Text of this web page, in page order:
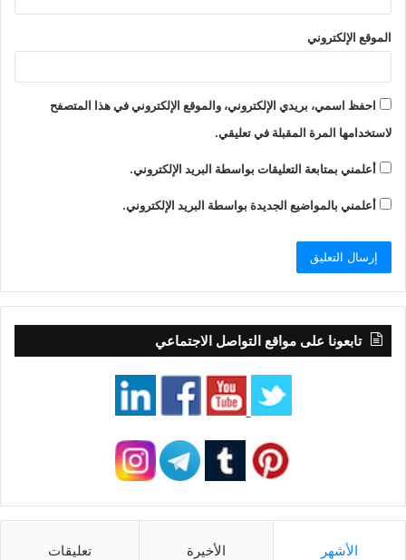
الموقع الإلكتروني
احفظ اسمي، بريدي الإلكتروني، والموقع الإلكتروني في هذا المتصفح
لاستخدامها المرة المقبلة في تعليقي.
أعلمني بمتابعة التعليقات بواسطة البريد الإلكتروني.
أعلمني بالمواضيع الجديدة بواسطة البريد الإلكتروني.
تابعونا على مواقع التواصل الاجتماعي
الأشهر الأخيرة تعليقات